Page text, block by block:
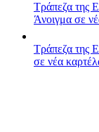
Τράπεζα της
Άνοιγμα σε
Τράπεζα της
σε νέα